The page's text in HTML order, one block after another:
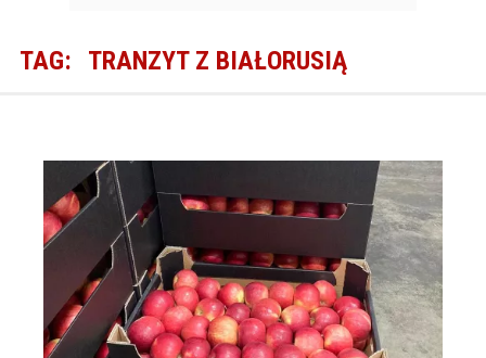
TAG: TRANZYT Z BIAŁORUSIĄ